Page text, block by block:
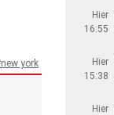
new york
Hier
16:55
Hier
15:38
Hier